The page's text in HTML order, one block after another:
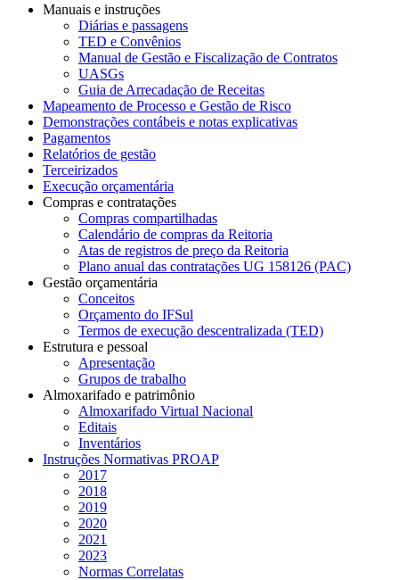
Manuais e instruções
Diárias e passagens
TED e Convênios
Manual de Gestão e Fiscalização de Contratos
UASGs
Guia de Arrecadação de Receitas
Mapeamento de Processo e Gestão de Risco
Demonstrações contábeis e notas explicativas
Pagamentos
Relatórios de gestão
Terceirizados
Execução orçamentária
Compras e contratações
Compras compartilhadas
Calendário de compras da Reitoria
Atas de registros de preço da Reitoria
Plano anual das contratações UG 158126 (PAC)
Gestão orçamentária
Conceitos
Orçamento do IFSul
Termos de execução descentralizada (TED)
Estrutura e pessoal
Apresentação
Grupos de trabalho
Almoxarifado e patrimônio
Almoxarifado Virtual Nacional
Editais
Inventários
Instruções Normativas PROAP
2017
2018
2019
2020
2021
2023
Normas Correlatas